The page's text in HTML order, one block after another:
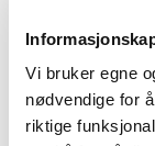
Vi bruker egne
nødvendige for
riktige